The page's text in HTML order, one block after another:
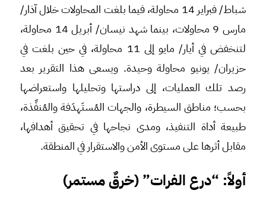
شباط/ فبراير 14 محاولة، فيما بلغت المحاولات خلال آذار/
مارس 9 محاولات، بينما شهد نيسان/ أبريل 14 محاولة،
لتنخفض في أيار/ مايو إلى 11 محاولة، في حين بلغت في
حزيران/ يونيو محاولة وحيدة. ويسعى هذا التقرير بعد
رصد تلك العمليات، إلى دراستها وتحليلها واستعراضها
بحسب؛ مناطق السيطرة، والجهات المُستَهدَفة والمُنفِّذة،
طبيعة أداة التنفيذ، ومدى نجاحها في تحقيق أهدافها،
مقابل أثرها على مستوى الأمن والاستقرار في المنطقة.
أولاً: “درع الفرات” (خرقٌ مستمر)